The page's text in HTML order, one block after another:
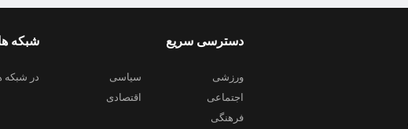
شبکه
در شبکه
دسترسی سریع
ورزشی
سیاسی
اجتماعی
اقتصادی
فرهنگی